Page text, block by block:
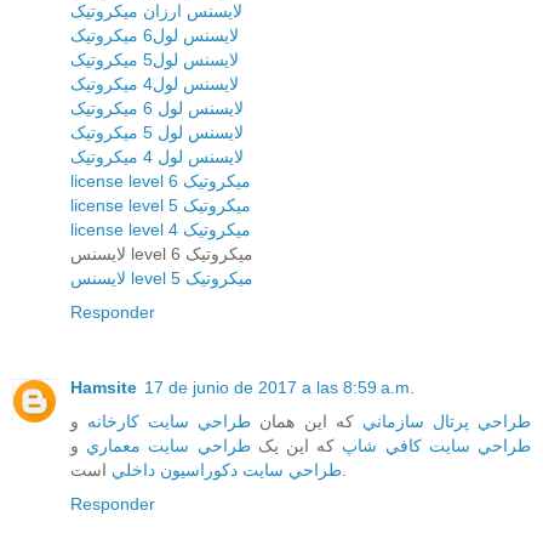
لایسنس ارزان میکروتیک
لایسنس لول6 میکروتیک
لایسنس لول5 میکروتیک
لایسنس لول4 میکروتیک
لایسنس لول 6 میکروتیک
لایسنس لول 5 میکروتیک
لایسنس لول 4 میکروتیک
license level 6 میکروتیک
license level 5 میکروتیک
license level 4 میکروتیک
لایسنس level 6 میکروتیک
لایسنس level 5 میکروتیک
Responder
Hamsite 17 de junio de 2017 a las 8:59 a.m.
طراحي پرتال سازماني که اين همان طراحي سايت کارخانه و
طراحي سايت کافي شاپ که اين يکطراحي سايت معماري و
طراحي سايت دکوراسيون داخلياست.
Responder